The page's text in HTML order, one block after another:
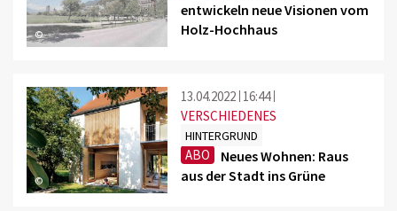
©
entwickeln neue Visionen vom
Holz-Hochhaus
©
13.04.2022 16:44
VERSCHIEDENES
HINTERGRUND
ABO
Neues Wohnen: Raus
aus der Stadt ins Grüne